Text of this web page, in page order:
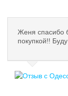
Женя спасибо
покупкой!!